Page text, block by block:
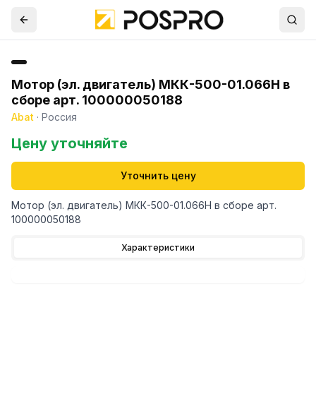
Мотор (эл. двигатель) МКК-500-01.066Н в
сборе арт. 100000050188
Abat · Россия
Цену уточняйте
Уточнить цену
Мотор (эл. двигатель) МКК-500-01.066Н в сборе арт.
100000050188
Характеристики